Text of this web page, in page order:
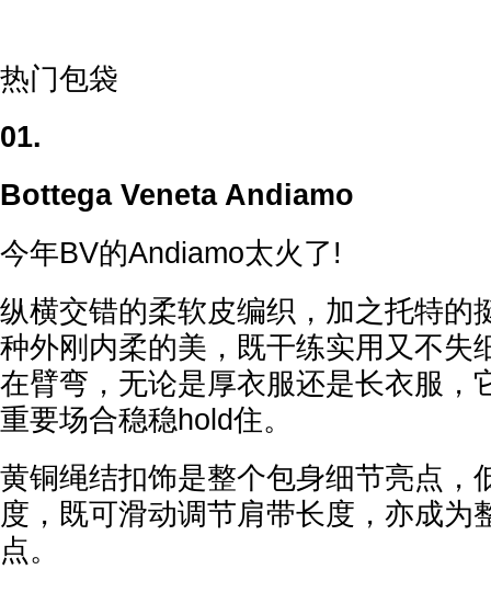
热门包袋
01.
Bottega Veneta Andiamo
今年BV的Andiamo太火了!
纵横交错的柔软皮编织，加之托特的
种外刚内柔的美，既干练实用又不失
在臂弯，无论是厚衣服还是长衣服，
重要场合稳稳hold住。
黄铜绳结扣饰是整个包身细节亮点，
度，既可滑动调节肩带长度，亦成为
点。